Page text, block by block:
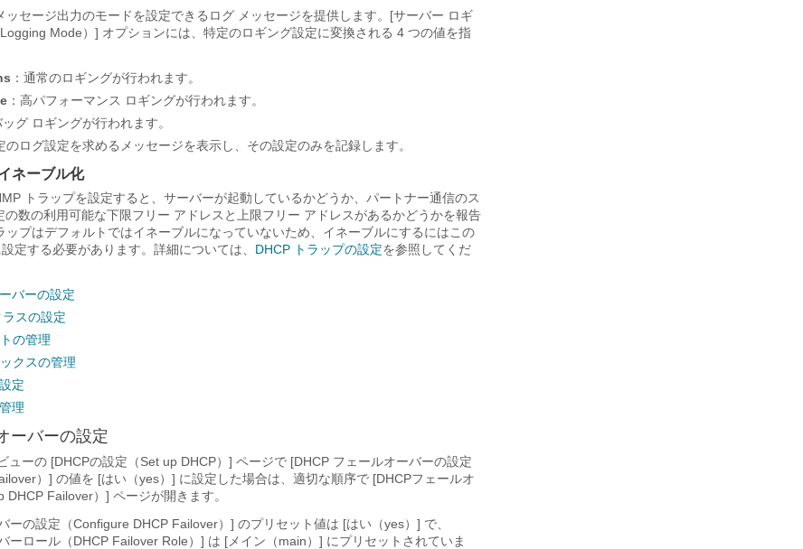
ッセージ出力のモードを設定できるログ メッセージを提供します。[サーバー ロギ
Mode）] オプションには、特定のロギング設定に変換される 4 つの値を指
：通常のロギングが行われます。
：高パフォーマンス ロギングが行われます。
ッグ ロギングが行われます。
のログ設定を求めるメッセージを表示し、その設定のみを記録します。
ネーブル化
トラップを設定すると、サーバーが起動しているかどうか、パートナー通信のス
の数の利用可能な下限フリー アドレスと上限フリー アドレスがあるかどうかを報告
ップはデフォルトではイネーブルになっていないため、イネーブルにするにはこの
定する必要があります。詳細については、 DHCP トラップの設定を参照してくだ
バーの設定
スの設定
の管理
クスの管理
定
理
ーバーの設定
ューの [DHCPの設定（Set up DHCP）] ページで [DHCP フェールオーバーの設定
）] の値を [はい（yes） ] に設定した場合は、適切な順序で [DHCPフェールオ
DHCP Failover）] ページが開きます。
ーの設定（Configure DHCP Failover）] のプリセット値は [はい（yes） ] で、
ーロール（DHCP Failover Role）] は [メイン（main） ] にプリセットされていま